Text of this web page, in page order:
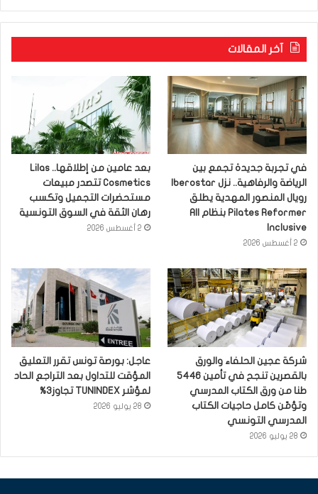
آخر المقالات
في تجربة جديدة تجمع بين
رويال المنصور المهدية يطلق
Pilates Reformer بنظام All
Inclusive
2 أغسطس 2026
بعد عامين من إطلاقها.. Lilas
Cosmetics تتصدر مبيعات
مستحضرات التجميل وتكسب
رهان الثقة في السوق التونسية
2 أغسطس 2026
شركة عجين الحلفاء والورق
بالقصرين تنجح في تأمين 5446
طنا من ورق الكتاب المدرسي
وتؤمّن كامل حاجيات الكتاب
المدرسي التونسي
28 يوليو 2026
عاجل: بورصة تونس تقرر التعليق
المؤقت للتداول بعد التراجع الحاد
لمؤشر TUNINDEX تجاوز3%
28 يوليو 2026